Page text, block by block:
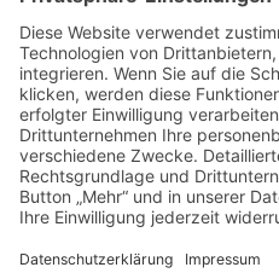
Bildnachweis
Cookie-Einstellungen
© 2021 Lebenshilfe Emden
Konzeption, Gestaltung und
nordic